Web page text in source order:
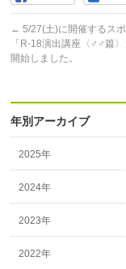
← 5/27(土)に開催するス
「R-18演出講座〈♂♂篇
開始しました。
年別アーカイブ
2025年
2024年
2023年
2022年